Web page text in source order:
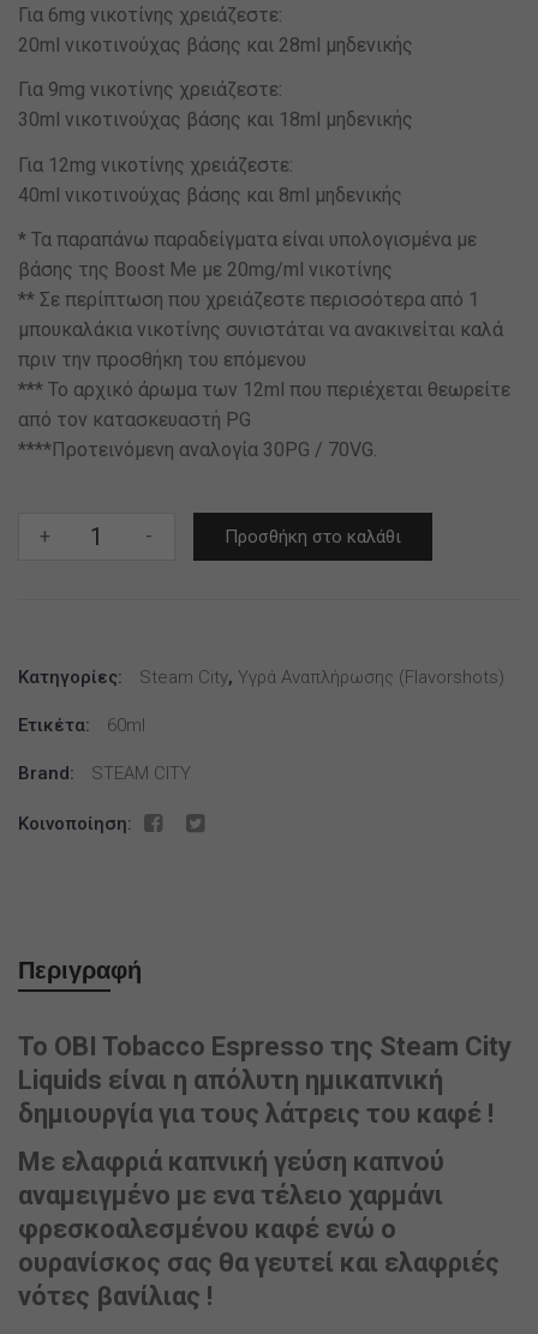
Για 6mg νικοτίνης χρειάζεστε:
20ml νικοτινούχας βάσης και 28ml μηδενικής
Για 9mg νικοτίνης χρειάζεστε:
30ml νικοτινούχας βάσης και 18ml μηδενικής
Για 12mg νικοτίνης χρειάζεστε:
40ml νικοτινούχας βάσης και 8ml μηδενικής
* Τα παραπάνω παραδείγματα είναι υπολογισμένα με
βάσης της Boost Me με 20mg/ml νικοτίνης
** Σε περίπτωση που χρειάζεστε περισσότερα από 1
μπουκαλάκια νικοτίνης συνιστάται να ανακινείται καλά
πριν την προσθήκη του επόμενου
*** Το αρχικό άρωμα των 12ml που περιέχεται θεωρείτε
από τον κατασκευαστή PG
****Προτεινόμενη αναλογία 30PG / 70VG.
+
Steam
12ml
ποσότητα
- Προσθήκη στο καλάθι
Κατηγορίες: Steam City, Υγρά Αναπλήρωσης (flavorshots)
Ετικέτα: 60ml
Brand: STEAM CITY
Κοινοποίηση:
Περιγραφή
Το OBI Tobacco Espresso της Steam City
Liquids είναι η απόλυτη ημικαπνική
δημιουργία για τους λάτρεις του καφέ !
Με ελαφριά καπνική γεύση καπνού
αναμειγμένο με ενα τέλειο χαρμάνι
φρεσκοαλεσμένου καφέ ενώ ο
ουρανίσκος σας θα γευτεί και ελαφριές
νότες βανίλιας !